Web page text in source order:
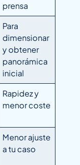
prensa
Para
dimensionar
y obtener
panorámica
inicial
Rapidez y
menor coste
Menor ajuste
a tu caso